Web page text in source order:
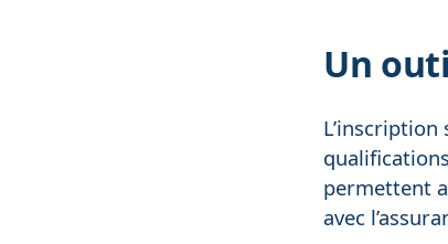
Un
permettent
avec